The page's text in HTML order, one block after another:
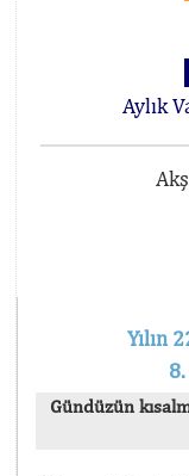
Aylık
Yılın
Gündüzün